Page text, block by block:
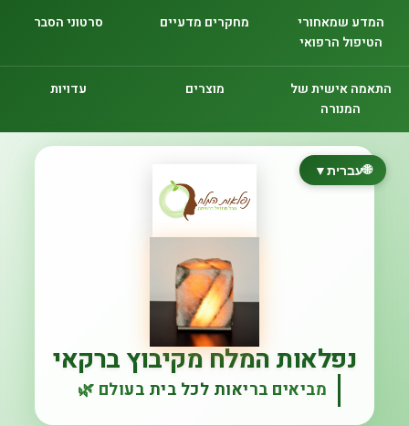
המדע שמאחורי
הטיפול הרפואי
מחקרים מדעיים סרטוני הסבר
התאמה אישית של
המנורה
מוצרים עדויות
🌐עברית▼
נפלאות המלח מקיבוץ ברקאי
מביאים בריאות לכל בית בעולם 🌿